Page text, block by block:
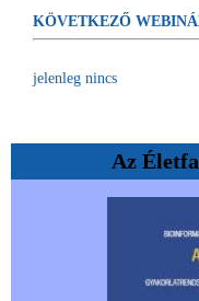
KÖVETKEZŐ
jelenleg nincs
Az